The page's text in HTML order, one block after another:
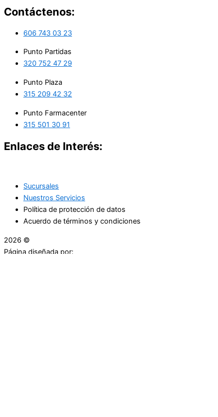
Contáctenos:
606 743 03 23
Punto Partidas
320 752 47 29
Punto Plaza
315 209 42 32
Punto Farmacenter
315 501 30 91
Enlaces de Interés:
Sucursales
Nuestros Servicios
Política de protección de datos
Acuerdo de términos y condiciones
2026 ©
Página diseñada por: